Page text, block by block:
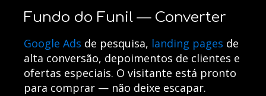
Fundo do Funil — Converter
Google Ads de pesquisa, landing pages de
alta conversão, depoimentos de clientes e
ofertas especiais. O visitante está pronto
para comprar — não deixe escapar.